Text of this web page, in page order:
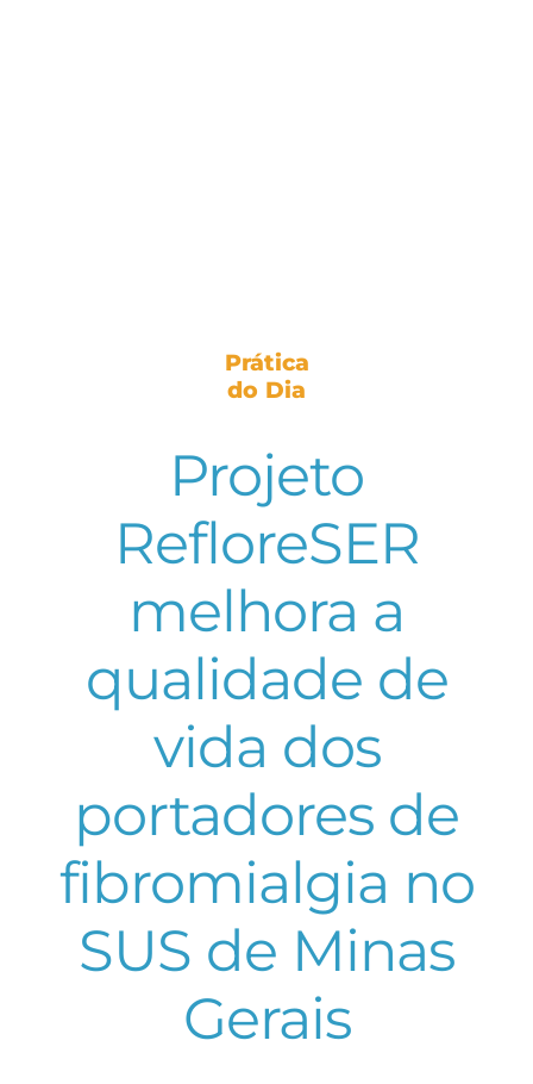
Prática
do Dia
Projeto
RefloreSER
melhora a
qualidade de
vida dos
portadores de
fibromialgia no
SUS de Minas
Gerais